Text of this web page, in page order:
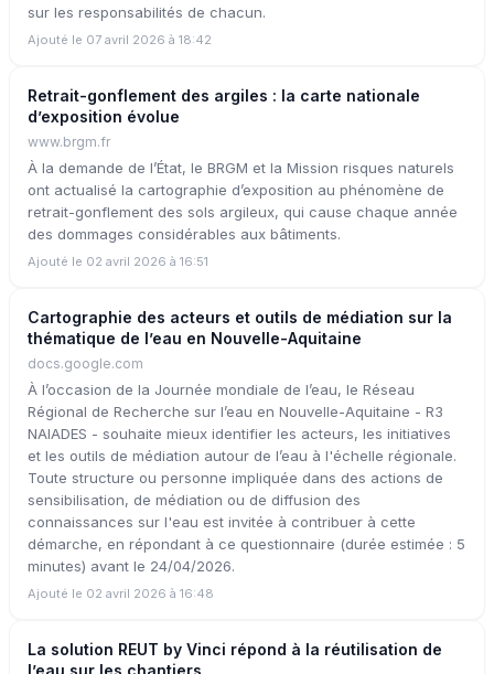
sur les responsabilités de chacun.
Ajouté le 07 avril 2026 à 18:42
Retrait-gonflement des argiles : la carte nationale
d’exposition évolue
www.brgm.fr
À la demande de l’État, le BRGM et la Mission risques naturels
ont actualisé la cartographie d’exposition au phénomène de
retrait-gonflement des sols argileux, qui cause chaque année
des dommages considérables aux bâtiments.
Ajouté le 02 avril 2026 à 16:51
Cartographie des acteurs et outils de médiation sur la
thématique de l’eau en Nouvelle-Aquitaine
docs.google.com
À l’occasion de la Journée mondiale de l’eau, le Réseau
Régional de Recherche sur l’eau en Nouvelle-Aquitaine - R3
NAIADES - souhaite mieux identifier les acteurs, les initiatives
et les outils de médiation autour de l’eau à l'échelle régionale.
Toute structure ou personne impliquée dans des actions de
sensibilisation, de médiation ou de diffusion des
connaissances sur l'eau est invitée à contribuer à cette
démarche, en répondant à ce questionnaire (durée estimée : 5
minutes) avant le 24/04/2026.
Ajouté le 02 avril 2026 à 16:48
La solution REUT by Vinci répond à la réutilisation de
l’eau sur les chantiers